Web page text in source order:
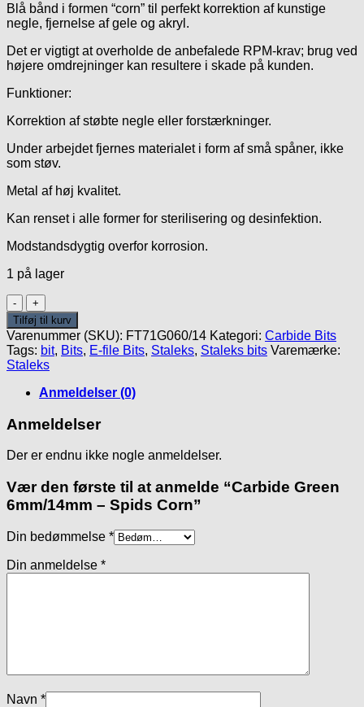
Blå bånd i formen “corn” til perfekt korrektion af kunstige
negle, fjernelse af gele og akryl.
Det er vigtigt at overholde de anbefalede RPM-krav; brug ved
højere omdrejninger kan resultere i skade på kunden.
Funktioner:
Korrektion af støbte negle eller forstærkninger.
Under arbejdet fjernes materialet i form af små spåner, ikke
som støv.
Metal af høj kvalitet.
Kan renset i alle former for sterilisering og desinfektion.
Modstandsdygtig overfor korrosion.
1 på lager
Carbide
Green
6mm/14mm
-
Spids
Corn
antal
Tilføj til kurv
Varenummer (SKU): FT71G060/14 Kategori: Carbide Bits
Tags: bit, Bits, E-file Bits, Staleks, Staleks bits Varemærke:
Staleks
Anmeldelser (0)
Anmeldelser
Der er endnu ikke nogle anmeldelser.
Vær den første til at anmelde “Carbide Green
6mm/14mm – Spids Corn”
Din bedømmelse *
Din anmeldelse *
Navn *